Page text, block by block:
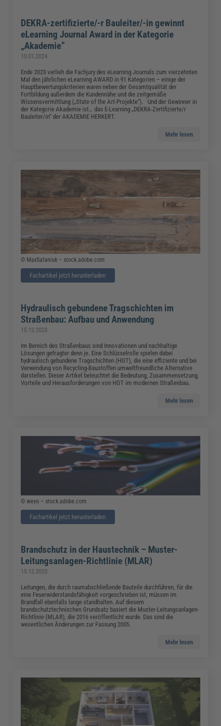
DEKRA-zertifizierte/-r Bauleiter/-in gewinnt
eLearning Journal Award in der Kategorie
„Akademie“
10.01.2024
Ende 2023 verlieh die Fachjury des eLearning Journals zum vierzehnten
Mal den jährlichen eLearning AWARD in 91 Kategorien – einige der
Hauptbewertungskriterien waren neben der Gesamtqualität der
Fortbildung außerdem die Kundennähe und die zeitgemäße
Wissensvermittlung („State of the Art-Projekte“). Und der Gewinner in
der Kategorie Akademie ist… das E-Learning „DEKRA-Zertifizierte/r
Bauleiter/in“ der AKADEMIE HERKERT.
Mehr lesen
© MaxSafaniuk – stock.adobe.com
Fachartikel jetzt herunterladen
Hydraulisch gebundene Tragschichten im
Straßenbau: Aufbau und Anwendung
15.12.2023
Im Bereich des Straßenbaus sind Innovationen und nachhaltige
Lösungen gefragter denn je. Eine Schlüsselrolle spielen dabei
hydraulisch gebundene Tragschichten (HGT), die eine effiziente und bei
Verwendung von Recycling-Baustoffen umweltfreundliche Alternative
darstellen. Dieser Artikel beleuchtet die Bedeutung, Zusammensetzung,
Vorteile und Herausforderungen von HGT im modernen Straßenbau.
Mehr lesen
© weyo – stock.adobe.com
Fachartikel jetzt herunterladen
Brandschutz in der Haustechnik – Muster-
Leitungsanlagen-Richtlinie (MLAR)
15.12.2023
Leitungen, die durch raumabschließende Bauteile durchführen, für die
eine Feuerwiderstandsfähigkeit vorgeschrieben ist, müssen im
Brandfall ebenfalls lange standhalten. Auf diesem
brandschutztechnischen Grundsatz basiert die Muster-Leitungsanlagen-
Richtlinie (MLAR), die 2016 veröffentlicht wurde. Das sind die
wesentlichen Änderungen zur Fassung 2005.
Mehr lesen